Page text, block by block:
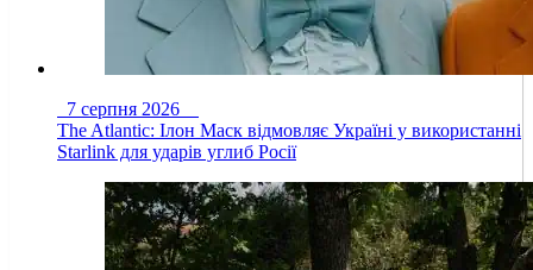
7 серпня 2026
The Atlantic: Ілон Маск відмовляє Україні у використанні
Starlink для ударів углиб Росії